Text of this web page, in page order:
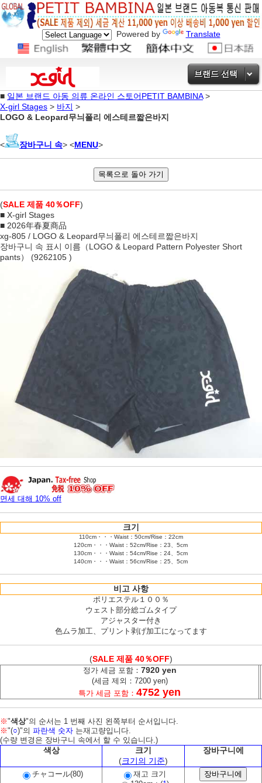
Powered by Translate
브랜드 선택
■ 일본 브랜드 아동 의류 온라인 스토어PETIT BAMBINA>
X-girl Stages > 바지 >
LOGO & Leopard무늬폴리 에스테르짧은바지
< 장바구니 속> <MENU>
(SALE 제품 40％OFF)
■ X-girl Stages
■ 2026年春夏商品
xg-805 / LOGO & Leopard무늬폴리 에스테르짧은바지
장바구니 속 표시 이름（LOGO & Leopard Pattern Polyester Short
pants） (9262105 )
면세 대해 10% off
크기
110cm・・・Waist：50cm/Rise：22cm
120cm・・・Waist：52cm/Rise：23、5cm
130cm・・・Waist：54cm/Rise：24、5cm
140cm・・・Waist：56cm/Rise：25、5cm
비고 사항
ポリエステル１００％
ウェスト部分総ゴムタイプ
アジャスター付き
色ムラ加工、プリント剥げ加工になってます
(SALE 제품 40％OFF)
정가 세금 포함： 7920 yen
(세금 제외：7200 yen)
특가 세금 포함： 4752 yen
※"색상"의 순서는 1 번째 사진 왼쪽부터 순서입니다.
※"(○)"의 파란색 숫자 는재고량입니다.
(수량 변경은 장바구니 속에서 할 수 있습니다.)
색상
크기
(크기의 기준)
장바구니에
チャコール(80)
재고 크기